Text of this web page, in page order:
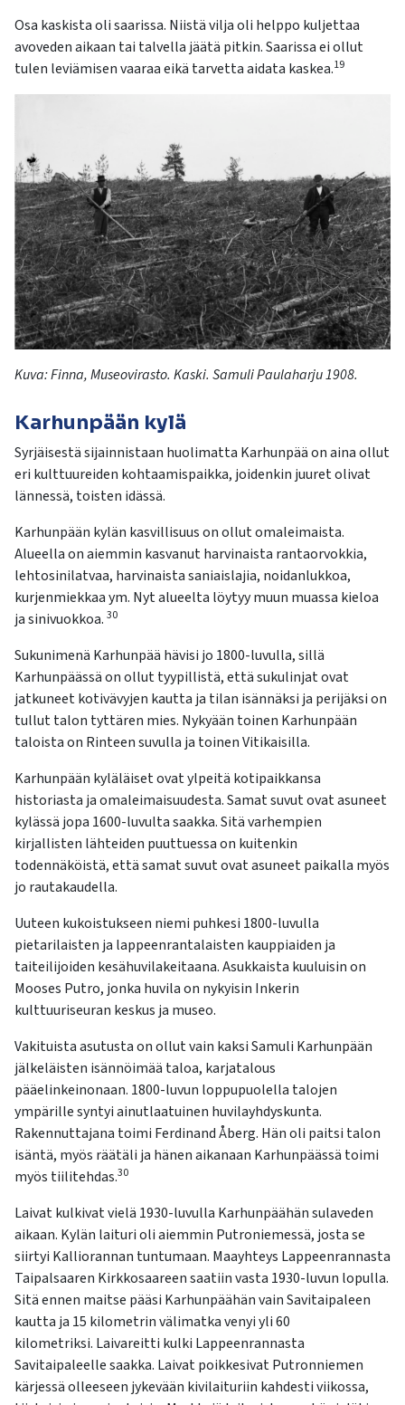
Osa kaskista oli saarissa. Niistä vilja oli helppo kuljettaa
avoveden aikaan tai talvella jäätä pitkin. Saarissa ei ollut
tulen leviämisen vaaraa eikä tarvetta aidata kaskea.19
Kuva:Finna, Museovirasto. Kaski. Samuli Paulaharju 1908.
Karhunpään kylä
Syrjäisestä sijainnistaan huolimatta Karhunpää on aina ollut
eri kulttuureiden kohtaamispaikka, joidenkin juuret olivat
lännessä, toisten idässä.
Karhunpään kylän kasvillisuus on ollut omaleimaista.
Alueella on aiemmin kasvanut harvinaista rantaorvokkia,
lehtosinilatvaa, harvinaista saniaislajia, noidanlukkoa,
kurjenmiekkaa ym. Nyt alueelta löytyy muun muassa kieloa
ja sinivuokkoa. 30
Sukunimenä Karhunpää hävisi jo 1800-luvulla, sillä
Karhunpäässä on ollut tyypillistä, että sukulinjat ovat
jatkuneet kotivävyjen kautta ja tilan isännäksi ja perijäksi on
tullut talon tyttären mies. Nykyään toinen Karhunpään
taloista on Rinteen suvulla ja toinen Vitikaisilla.
Karhunpään kyläläiset ovat ylpeitä kotipaikkansa
historiasta ja omaleimaisuudesta. Samat suvut ovat asuneet
kylässä jopa 1600-luvulta saakka. Sitä varhempien
kirjallisten lähteiden puuttuessa on kuitenkin
todennäköistä, että samat suvut ovat asuneet paikalla myös
jo rautakaudella.
Uuteen kukoistukseen niemi puhkesi 1800-luvulla
pietarilaisten ja lappeenrantalaisten kauppiaiden ja
taiteilijoiden kesähuvilakeitaana. Asukkaista kuuluisin on
Mooses Putro, jonka huvila on nykyisin Inkerin
kulttuuriseuran keskus ja museo.
Vakituista asutusta on ollut vain kaksi Samuli Karhunpään
jälkeläisten isännöimää taloa, karjatalous
pääelinkeinonaan. 1800-luvun loppupuolella talojen
ympärille syntyi ainutlaatuinen huvilayhdyskunta.
Rakennuttajana toimi Ferdinand Åberg. Hän oli paitsi talon
isäntä, myös räätäli ja hänen aikanaan Karhunpäässä toimi
myös tiilitehdas.30
Laivat kulkivat vielä 1930-luvulla Karhunpäähän sulaveden
aikaan. Kylän laituri oli aiemmin Putroniemessä, josta se
siirtyi Kalliorannan tuntumaan. Maayhteys Lappeenrannasta
Taipalsaaren Kirkkosaareen saatiin vasta 1930-luvun lopulla.
Sitä ennen maitse pääsi Karhunpäähän vain Savitaipaleen
kautta ja 15 kilometrin välimatka venyi yli 60
kilometriksi. Laivareitti kulki Lappeenrannasta
Savitaipaleelle saakka. Laivat poikkesivat Putronniemen
kärjessä olleeseen jykevään kivilaituriin kahdesti viikossa,